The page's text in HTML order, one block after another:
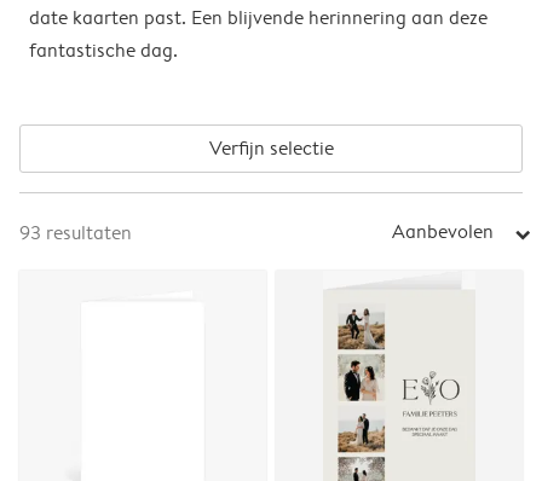
date kaarten past. Een blijvende herinnering aan deze
fantastische dag.
Verfijn selectie
93 resultaten Aanbevolen arrow_right